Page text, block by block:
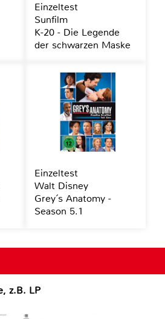
z.B. LP
Einzeltest
Sunfilm
K-20 - Die Legende
der schwarzen Maske
Einzeltest
Walt Disney
Grey´s Anatomy -
Season 5.1